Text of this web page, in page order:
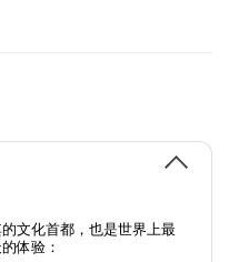
文化首都，也是世界上最
体验：